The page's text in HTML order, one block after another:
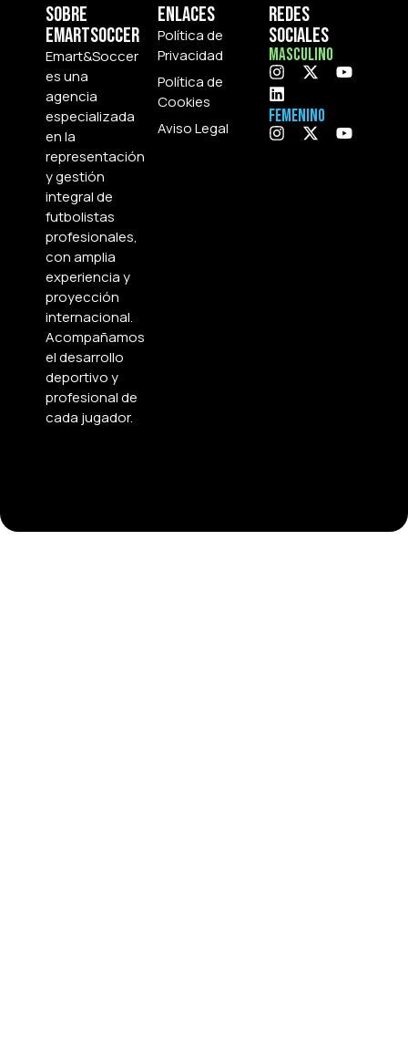
Sobre
Emartsoccer
Emart&Soccer
es una
agencia
especializada
en la
representación
y gestión
integral de
futbolistas
profesionales,
con amplia
experiencia y
proyección
internacional.
Acompañamos
el desarrollo
deportivo y
profesional de
cada jugador.
Enlaces
Política de
Privacidad
Política de
Cookies
Aviso Legal
Redes
Sociales
Masculino
Femenino